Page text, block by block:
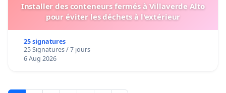
Installer des conteneurs fermés à Villaverde Alto
pour éviter les déchets à l'extérieur
25 signatures
25 Signatures / 7 jours
6 Aug 2026